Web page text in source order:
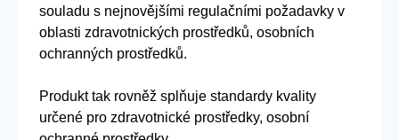
souladu s nejnovějšími regulačními požadavky v
oblasti zdravotnických prostředků, osobních
ochranných prostředků.
Produkt tak rovněž splňuje standardy kvality
určené pro zdravotnické prostředky, osobní